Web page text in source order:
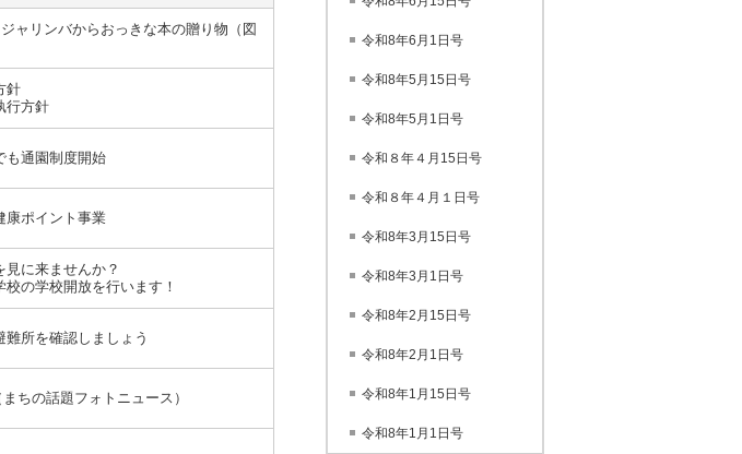
ャリンバからおっきな本の贈り物（図
針
行方針
も通園制度開始
康ポイント事業
見に来ませんか？
校の学校開放を行います！
難所を確認しましょう
ちの話題フォトニュース）
令和8年6月1日号
令和8年5月15日号
令和8年5月1日号
令和８年４月15日号
令和８年４月１日号
令和8年3月15日号
令和8年3月1日号
令和8年2月15日号
令和8年2月1日号
令和8年1月15日号
令和8年1月1日号